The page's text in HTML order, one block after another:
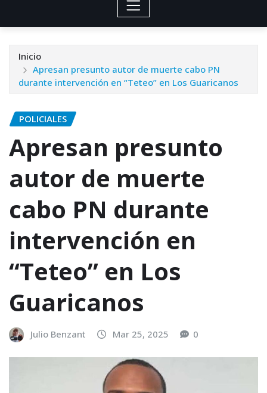
Inicio
Apresan presunto autor de muerte cabo PN
durante intervención en “Teteo” en Los Guaricanos
POLICIALES
Apresan presunto
autor de muerte
cabo PN durante
intervención en
“Teteo” en Los
Guaricanos
Julio Benzant Mar 25, 2025 0